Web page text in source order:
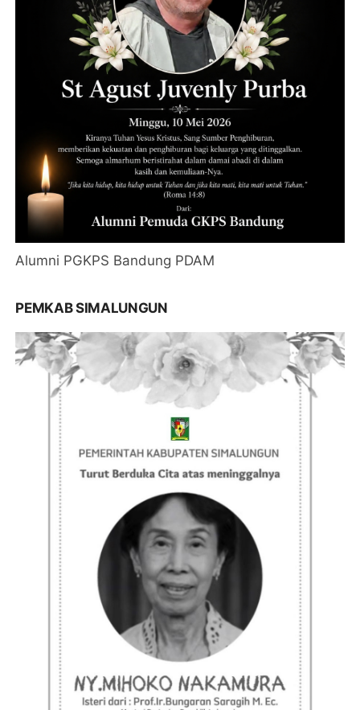
Alumni PGKPS Bandung PDAM
PEMKAB SIMALUNGUN